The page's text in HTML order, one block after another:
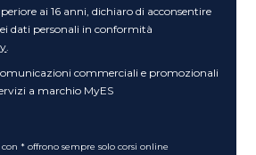
ai 16 anni, dichiaro di acconsentire
dati personali in conformità
commerciali e promozionali
a marchio MyES
* offrono sempre solo corsi online